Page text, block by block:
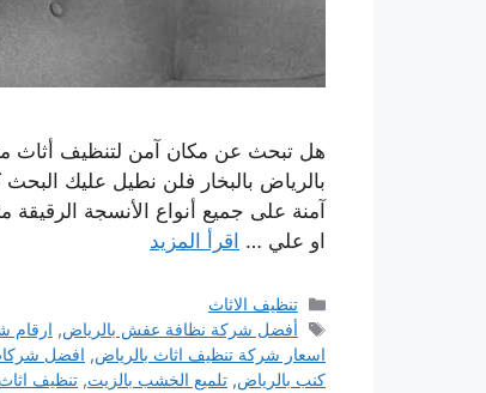
هل تبحث عن مكان آمن لتنظيف أثاث
بالرياض بالبخار فلن نطيل عليك
آمنة على جميع أنواع الأنسجة الرقيقة
او علي … اقرأ المزيد
التصنيفات
تنظيف الاثاث
الوسوم
أفضل شركة نظافة عفش بالرياض, ارقام
اسعار شركة تنظيف اثاث بالرياض, افضل
كنب بالرياض, تلميع الخشب بالزيت, تنظيف